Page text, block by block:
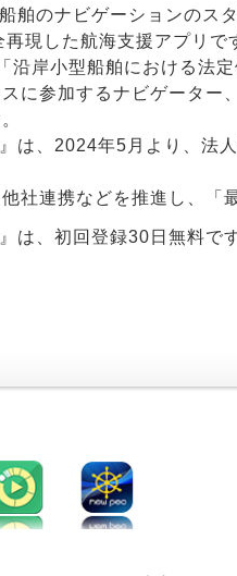
舶のナビゲーションのス
現した航海支援アプリで
沿岸小型船舶における法
に参加するナビゲータ
は、2024年5月より、法
社連携などを推進し、「
、初回登録30日無料で